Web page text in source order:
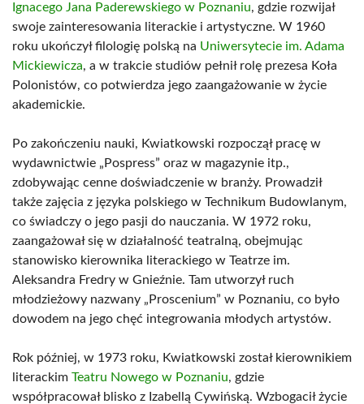
Ignacego Jana Paderewskiego w Poznaniu, gdzie rozwijał
swoje zainteresowania literackie i artystyczne. W 1960
roku ukończył filologię polską na Uniwersytecie im. Adama
Mickiewicza, a w trakcie studiów pełnił rolę prezesa Koła
Polonistów, co potwierdza jego zaangażowanie w życie
akademickie.
Po zakończeniu nauki, Kwiatkowski rozpoczął pracę w
wydawnictwie „Pospress” oraz w magazynie itp.,
zdobywając cenne doświadczenie w branży. Prowadził
także zajęcia z języka polskiego w Technikum Budowlanym,
co świadczy o jego pasji do nauczania. W 1972 roku,
zaangażował się w działalność teatralną, obejmując
stanowisko kierownika literackiego w Teatrze im.
Aleksandra Fredry w Gnieźnie. Tam utworzył ruch
młodzieżowy nazwany „Proscenium” w Poznaniu, co było
dowodem na jego chęć integrowania młodych artystów.
Rok później, w 1973 roku, Kwiatkowski został kierownikiem
literackim Teatru Nowego w Poznaniu, gdzie
współpracował blisko z Izabellą Cywińską. Wzbogacił życie